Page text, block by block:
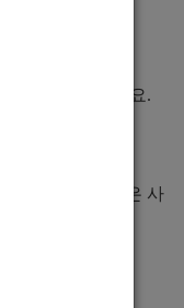
좋겠습니다.
많으시면 되구요.
답니다.
부족하신분들은 사